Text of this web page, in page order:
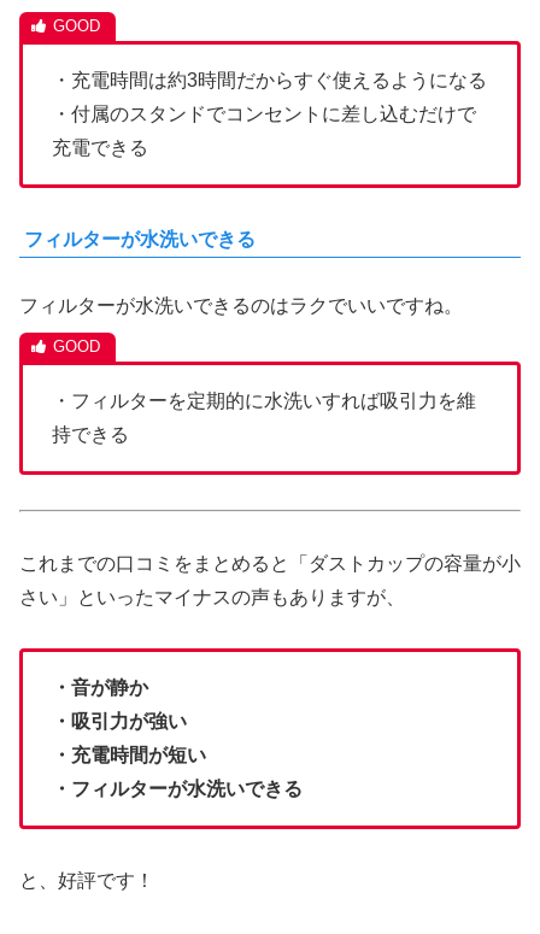
・充電時間は約3時間だからすぐ使えるようになる
・付属のスタンドでコンセントに差し込むだけで
充電できる
フィルターが水洗いできる
フィルターが水洗いできるのはラクでいいですね。
・フィルターを定期的に水洗いすれば吸引力を維
持できる
これまでの口コミをまとめると「ダストカップの容量が小
さい」といったマイナスの声もありますが、
・音が静か
・吸引力が強い
・充電時間が短い
・フィルターが水洗いできる
と、好評です！